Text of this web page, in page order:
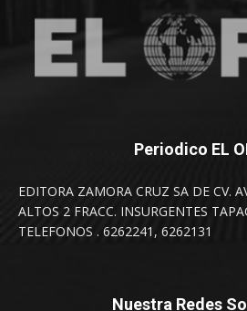
Periodico EL
EDITORA ZAMORA CRUZ SA DE CV.
ALTOS 2 FRACC. INSURGENTES
TELEFONOS . 6262241, 6262131
Nuestra Redes